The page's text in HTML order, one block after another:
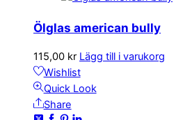
Ölglas american bully
115,00 kr Lägg till i varukorg
Wishlist
Quick Look
Share